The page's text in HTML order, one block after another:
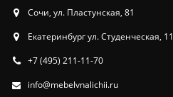
Сочи, ул. Пластунская, 81
Екатеринбург ул. Студенческая, 11
+7 (495) 211-11-70
info@mebelvnalichii.ru